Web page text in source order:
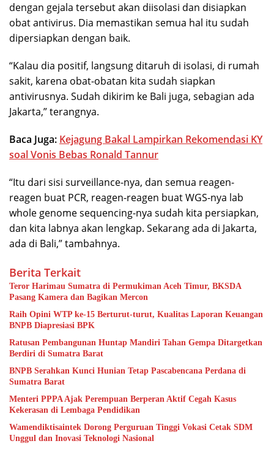
dengan gejala tersebut akan diisolasi dan disiapkan
obat antivirus. Dia memastikan semua hal itu sudah
dipersiapkan dengan baik.
“Kalau dia positif, langsung ditaruh di isolasi, di rumah
sakit, karena obat-obatan kita sudah siapkan
antivirusnya. Sudah dikirim ke Bali juga, sebagian ada
Jakarta,” terangnya.
Baca Juga: Kejagung Bakal Lampirkan Rekomendasi KY
soal Vonis Bebas Ronald Tannur
“Itu dari sisi surveillance-nya, dan semua reagen-
reagen buat PCR, reagen-reagen buat WGS-nya lab
whole genome sequencing-nya sudah kita persiapkan,
dan kita labnya akan lengkap. Sekarang ada di Jakarta,
ada di Bali,” tambahnya.
Berita Terkait
Teror Harimau Sumatra di Permukiman Aceh Timur, BKSDA
Pasang Kamera dan Bagikan Mercon
Raih Opini WTP ke-15 Berturut-turut, Kualitas Laporan Keuangan
BNPB Diapresiasi BPK
Ratusan Pembangunan Huntap Mandiri Tahan Gempa Ditargetkan
Berdiri di Sumatra Barat
BNPB Serahkan Kunci Hunian Tetap Pascabencana Perdana di
Sumatra Barat
Menteri PPPA Ajak Perempuan Berperan Aktif Cegah Kasus
Kekerasan di Lembaga Pendidikan
Wamendiktisaintek Dorong Perguruan Tinggi Vokasi Cetak SDM
Unggul dan Inovasi Teknologi Nasional